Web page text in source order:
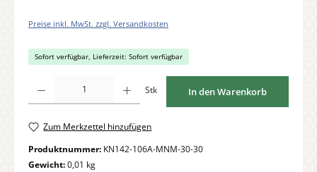
Preise inkl. MwSt. zzgl. Versandkosten
Sofort verfügbar, Lieferzeit: Sofort verfügbar
Stk In den Warenkorb
Zum Merkzettel hinzufügen
Produktnummer: KN142-106A-MNM-30-30
Gewicht:0,01 kg